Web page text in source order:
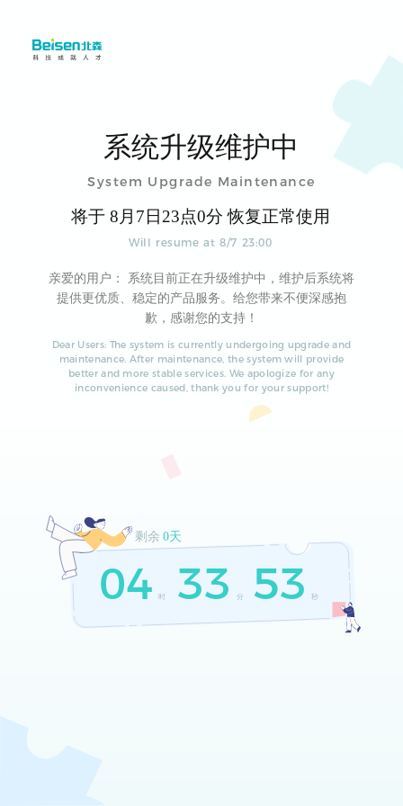
系统升级维护中
System Upgrade Maintenance
将于 8月 7 日23点0分 恢复正常使用
Will resume at8/7 23:00
亲爱的用户： 系统目前正在升级维护中，维护后系统将
提供更优质、稳定的产品服务。给您带来不便深感抱
歉，感谢您的支持！
Dear Users: The system is currently undergoing upgrade and
maintenance. After maintenance, the system will provide
better and more stable services. We apologize for any
inconvenience caused, thank you for your support!
剩余 0天
04 时 33 分 53 秒